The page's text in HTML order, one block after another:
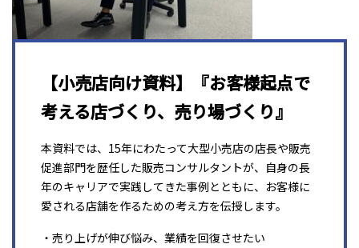
【小売店向け資料】『お客様起点で
考える店づくり、売り場づくり』
本資料では、15年にわたって大型小売店の店長や販売
促進部門を歴任した販売コンサルタントが、自身の長
年のキャリアで実践してきた事例とともに、お客様に
愛される店舗を作るための考え方を伝授します。
・売り上げが伸び悩み、業績を回復させたい